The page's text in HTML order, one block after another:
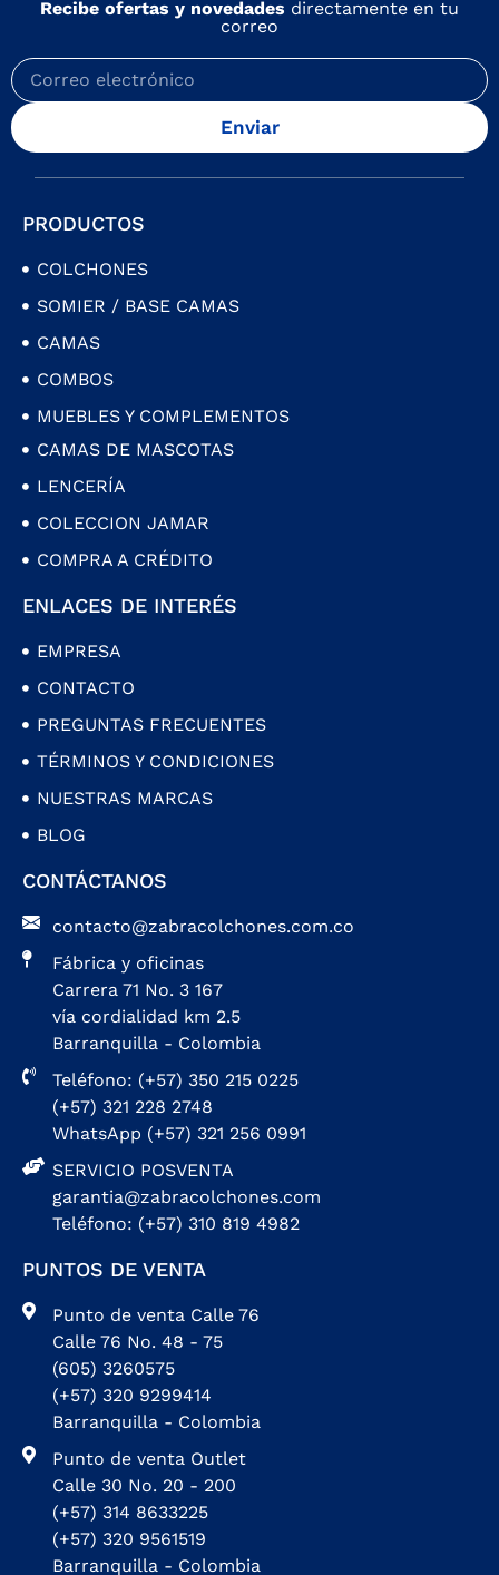
Recibe ofertas y novedades directamente en tu
correo
Enviar
PRODUCTOS
COLCHONES
SOMIER / BASE CAMAS
CAMAS
COMBOS
MUEBLES Y COMPLEMENTOS
CAMAS DE MASCOTAS
LENCERÍA
COLECCION JAMAR
COMPRA A CRÉDITO
ENLACES DE INTERÉS
EMPRESA
CONTACTO
PREGUNTAS FRECUENTES
TÉRMINOS Y CONDICIONES
NUESTRAS MARCAS
BLOG
CONTÁCTANOS
contacto@zabracolchones.com.co
Fábrica y oficinas
Carrera 71 No. 3 167
vía cordialidad km 2.5
Barranquilla - Colombia
Teléfono: (+57) 350 215 0225
(+57) 321 228 2748
WhatsApp (+57) 321 256 0991
SERVICIO POSVENTA
garantia@zabracolchones.com
Teléfono: (+57) 310 819 4982
PUNTOS DE VENTA
Punto de venta Calle 76
Calle 76 No. 48 - 75
(605) 3260575
(+57) 320 9299414
Barranquilla - Colombia
Punto de venta Outlet
Calle 30 No. 20 - 200
(+57) 314 8633225
(+57) 320 9561519
Barranquilla - Colombia